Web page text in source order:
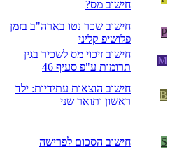
חישוב מס?
P
חישוב שכר נטו בארה"ב בזמן
פלושיפ קליני
M
חישוב זיכוי מס לשכיר בגין
תרומות ע"פ סעיף 46
B
חישוב הוצאות עתידיות: ילד
ראשון ותואר שני
S חישוב הסכום לפרישה